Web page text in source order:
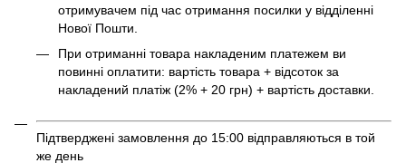
отримувачем під час отримання посилки у відділенні
Нової Пошти.
При отриманні товара накладеним платежем ви
повинні оплатити: вартість товара + відсоток за
накладений платіж (2% + 20 грн) + вартість доставки.
Підтверджені замовлення до 15:00 відправляються в той
же день